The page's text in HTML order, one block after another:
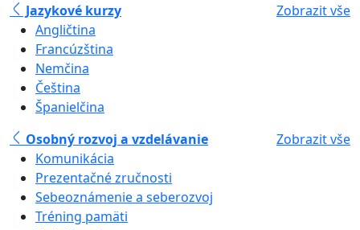
Jazykové kurzy
Zobrazit vše
Angličtina
Francúzština
Nemčina
Čeština
Španielčina
Osobný rozvoj a vzdelávanie
Zobrazit vše
Komunikácia
Prezentačné zručnosti
Sebeoznámenie a seberozvoj
Tréning pamäti